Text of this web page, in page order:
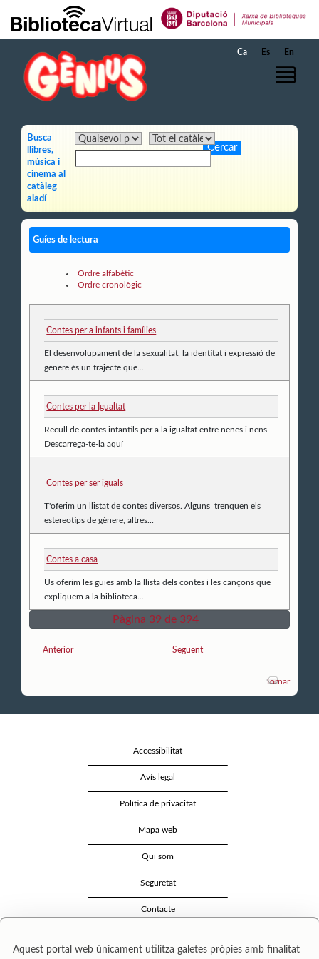
Salta al contingut principal
Ca Es En
Busca
llibres,
música i
cinema al
catàleg
aladí
Guíes de lectura
Ordre alfabètic
Ordre cronològic
Contes per a infants i famílies
El desenvolupament de la sexualitat, la identitat i expressió de
gènere és un trajecte que...
Contes per la Igualtat
Recull de contes infantils per a la igualtat entre nenes i nens
Descarrega-te-la aquí
Contes per ser iguals
T'oferim un llistat de contes diversos. Alguns trenquen els
estereotips de gènere, altres...
Contes a casa
Us oferim les guies amb la llista dels contes i les cançons que
expliquem a la biblioteca...
Pàgina 39 de 394
Anterior Següent
Tornar
Accessibilitat
Avís legal
Política de privacitat
Mapa web
Qui som
Seguretat
Contacte
Aquest portal web únicament utilitza galetes pròpies amb finalitat